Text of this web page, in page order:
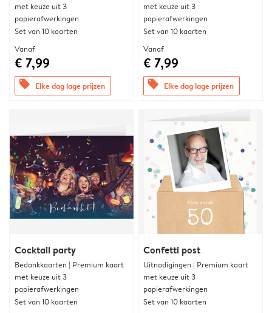
met keuze uit 3
papierafwerkingen
Set van 10 kaarten
Vanaf
€ 7,99
offers Elke dag lage prijzen
met keuze uit 3
papierafwerkingen
Set van 10 kaarten
Vanaf
€ 7,99
offers Elke dag lage prijzen
Cocktail party
Bedankkaarten | Premium kaart
met keuze uit 3
papierafwerkingen
Set van 10 kaarten
Confetti post
Uitnodigingen | Premium kaart
met keuze uit 3
papierafwerkingen
Set van 10 kaarten